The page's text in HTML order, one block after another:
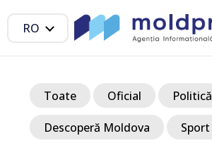
RO
Toate Oficial Politică
Descoperă Moldova Sport